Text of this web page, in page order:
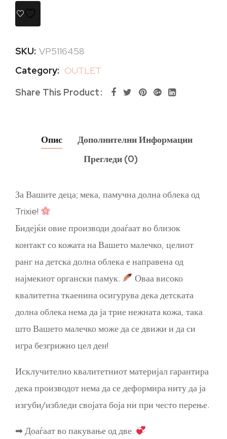
SKU: VP5116458
Category: OUTLET
Share This Product
Опис
Дополнителни Информации
Прегледи (0)
За Вашите деца; мека, памучна долна облека од
Trixie!
Бидејќи овие производи доаѓаат во близок
контакт со кожата на Вашето малечко, целиот
ранг на детска долна облека е направена од
најмекиот органски памук.
Оваа високо
квалитетна ткаенина осигурува дека детската
долна облека нема да ја трие нежната кожа, така
што Вашето малечко може да се движи и да си
игра безгрижно цел ден!
Исклучително квалитетниот материјал гарантира
дека производот нема да се деформира ниту да ја
изгуби/избледи својата боја ни при често перење.
➡ Доаѓаат во пакување од две.